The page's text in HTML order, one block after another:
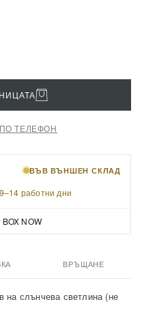
ТЕЛЕФОН
ВЪВ ВЪНШЕН СКЛАД
9–14 работни дни
NOW
ВРЪЩАНЕ
на слънчева светлина (не